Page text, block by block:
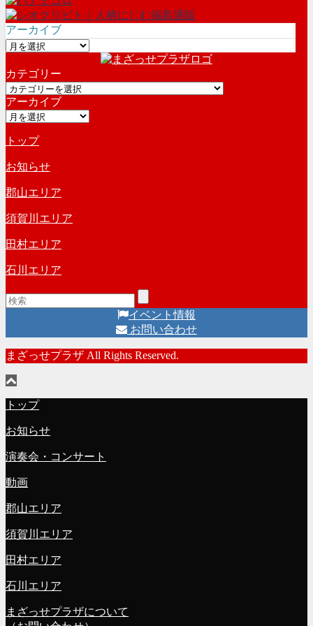
アーカイブ
ア
カ
イ
ブ
カテゴリー
カ
テ
ゴ
ー
アーカイブ
ア
カ
イ
ブ
トップ
お知らせ
郡山エリア
須賀川エリア
田村エリア
石川エリア
イベント情報
お問い合わせ
まざっせプラザ All Rights Reserved.
トップ
お知らせ
演奏会・コンサート
動画
郡山エリア
須賀川エリア
田村エリア
石川エリア
まざっせプラザについて